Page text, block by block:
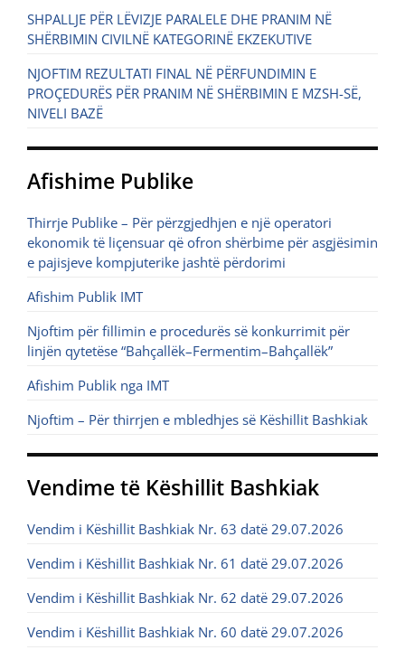
SHPALLJE PËR LËVIZJE PARALELE DHE PRANIM NË
SHËRBIMIN CIVILNË KATEGORINË EKZEKUTIVE
NJOFTIM REZULTATI FINAL NË PËRFUNDIMIN E
PROÇEDURËS PËR PRANIM NË SHËRBIMIN E MZSH-SË,
NIVELI BAZË
Afishime Publike
Thirrje Publike – Për përzgjedhjen e një operatori
ekonomik të liçensuar që ofron shërbime për asgjësimin
e pajisjeve kompjuterike jashtë përdorimi
Afishim Publik IMT
Njoftim për fillimin e procedurës së konkurrimit për
linjën qytetëse “Bahçallëk–Fermentim–Bahçallëk”
Afishim Publik nga IMT
Njoftim – Për thirrjen e mbledhjes së Këshillit Bashkiak
Vendime të Këshillit Bashkiak
Vendim i Këshillit Bashkiak Nr. 63 datë 29.07.2026
Vendim i Këshillit Bashkiak Nr. 61 datë 29.07.2026
Vendim i Këshillit Bashkiak Nr. 62 datë 29.07.2026
Vendim i Këshillit Bashkiak Nr. 60 datë 29.07.2026